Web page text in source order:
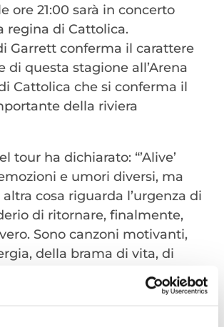
ore 21:00 sarà in concerto
regina di Cattolica.
Garrett conferma il carattere
di questa stagione all’Arena
Cattolica che si conferma il
della riviera
tour ha dichiarato: “’Alive’
e umori diversi, ma
cosa riguarda l’urgenza di
di ritornare, finalmente,
Sono canzoni motivanti,
della brama di vita, di
si compone di tutte queste
e non vedo l’ora di
per voi, davvero dal vivo”.